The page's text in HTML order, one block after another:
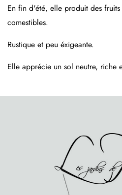
En fin d'été, elle produit des
comestibles.
Rustique et peu éxigeante.
Elle apprécie un sol neutre, riche